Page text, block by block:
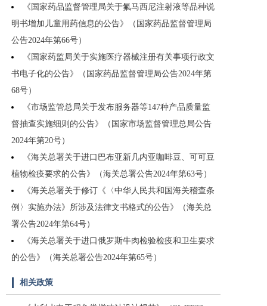
《国家药品监督管理局关于氟马西尼注射液等品种说
明书增加儿童用药信息的公告》（国家药品监督管理局
公告2024年第66号）
《国家药监局关于实施医疗器械注册有关事项行政文
书电子化的公告》（国家药品监督管理局公告2024年第
68号）
《市场监管总局关于发布服务器等147种产品质量监
督抽查实施细则的公告》（国家市场监督管理总局公告
2024年第20号）
《海关总署关于进口巴布亚新几内亚咖啡豆、可可豆
植物检疫要求的公告》（海关总署公告2024年第63号）
《海关总署关于修订《〈中华人民共和国海关稽查条
例〉实施办法》所涉及法律文书格式的公告》（海关总
署公告2024年第64号）
《海关总署关于进口俄罗斯牛肉检验检疫和卫生要求
的公告》（海关总署公告2024年第65号）
相关政策